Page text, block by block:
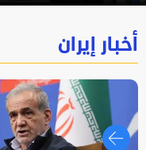
أخبار إيران